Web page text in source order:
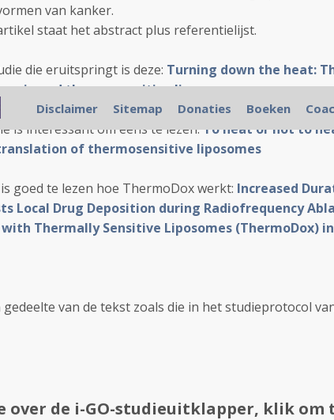
van kanker.
staat het abstract plus referentielijst.
die eruitspringt is deze: Turning down the heat:
and thermosensitive liposomes
is interessant om eens te lezen:To heat or not to
of thermosensitive liposomes
goed te lezen hoe ThermoDox werkt: Increased
Local Drug Deposition during Radiofrequency
Thermally Sensitive Liposomes (ThermoDox)
van de tekst zoals die in het studieprotocol
de i-GO-studieuitklapper, klik om
Disclaimer Sitemap Donaties Boeken